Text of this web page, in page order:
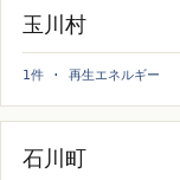
玉川村
1件 · 再生エネルギー
石川町